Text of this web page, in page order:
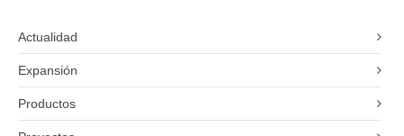
Actualidad
Expansión
Productos